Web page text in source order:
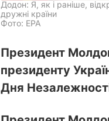
Додон: Я, як і раніше,
дружні країни
Фото: EPA
Президент
президенту
Дня